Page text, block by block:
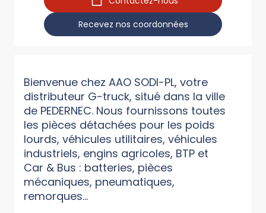
Recevez nos coordonnées
Bienvenue chez AAO SODI-PL, votre
distributeur G-truck, situé dans la ville
de PEDERNEC. Nous fournissons toutes
les pièces détachées pour les poids
lourds, véhicules utilitaires, véhicules
industriels, engins agricoles, BTP et
Car & Bus : batteries, pièces
mécaniques, pneumatiques,
remorques...